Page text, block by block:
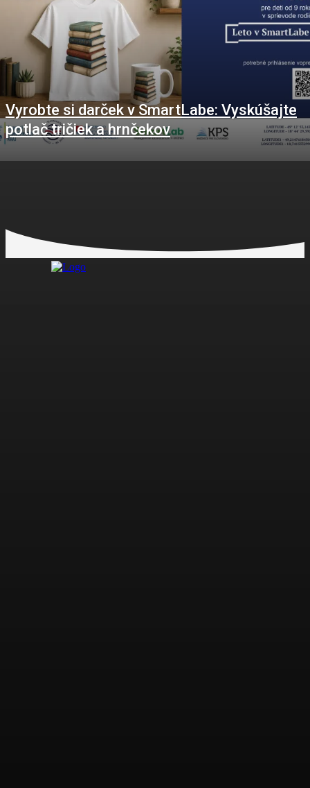
Vyrobte si darček v SmartLabe: Vyskúšajte
potlač tričiek a hrnčekov